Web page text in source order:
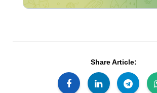
Share Article: